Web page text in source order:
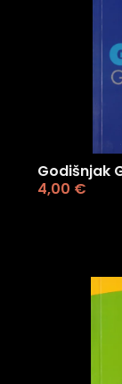
Godišnjak
4,00 €